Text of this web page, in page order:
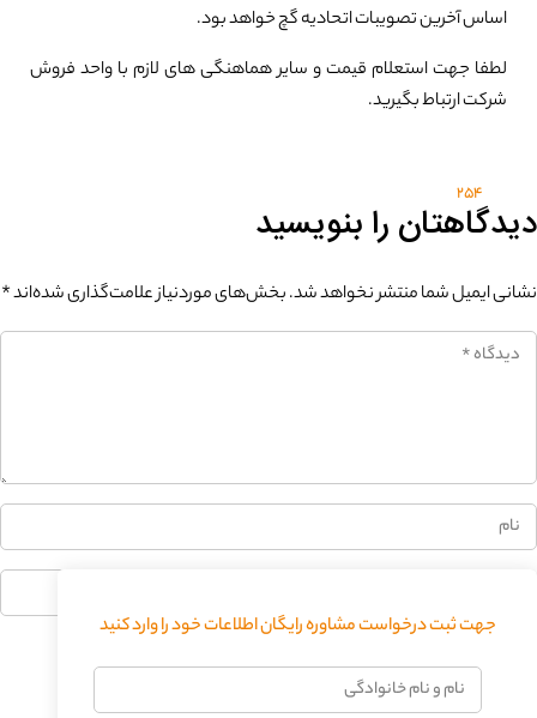
اساس آخرین تصویبات اتحادیه گچ خواهد بود.
لطفا جهت استعلام قیمت و سایر هماهنگی های لازم با واحد فروش
شرکت ارتباط بگیرید.
254
دیدگاهتان را بنویسید
نشانی ایمیل شما منتشر نخواهد شد.بخش‌های موردنیاز علامت‌گذاری شده‌اند*
جهت ثبت درخواست مشاوره رایگان اطلاعات خود را وارد کنید
نام
و